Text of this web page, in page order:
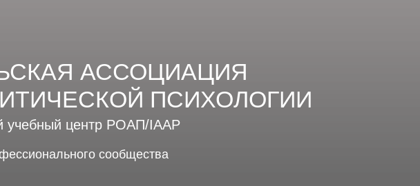
АССОЦИАЦИЯ
ПСИХОЛОГИИ
сообщества
учебный центр РОАП/IAAP